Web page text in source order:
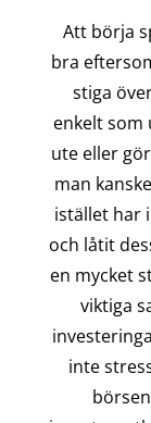
Att börja
bra
stiga
enkelt som
ute eller
man
istället har
och låtit
en mycket
viktiga
inte